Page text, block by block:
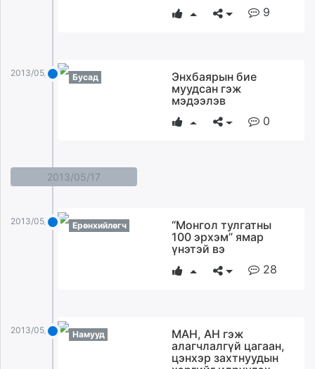
9
2013/05/19 Бусад
Энхбаярын бие
муудсан гэж
мэдээлэв
0
2013/05/17
2013/05/17 Ерөнхийлөгч
“Монгол тулгатны
100 эрхэм” ямар
үнэтэй вэ
28
2013/05/17 Намууд
МАН, АН гэж
алагчлалгүй цагаан,
цэнхэр захтнуудын